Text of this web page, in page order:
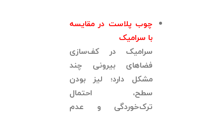
چوب پلاست در مقایسه
با سرامیک
سرامیک در کف‌سازی
فضاهای بیرونی چند
مشکل دارد؛ لیز بودن
سطح، احتمال
ترک‌خوردگی و عدم